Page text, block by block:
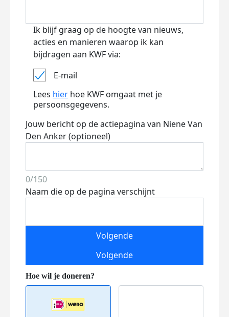
Ik blijf graag op de hoogte van nieuws,
acties en manieren waarop ik kan
bijdragen aan KWF via:
E-mail
Lees hier hoe KWF omgaat met je
persoonsgegevens.
Jouw bericht op de actiepagina van Niene Van
Den Anker (optioneel)
0/150
Naam die op de pagina verschijnt
Volgende
Volgende